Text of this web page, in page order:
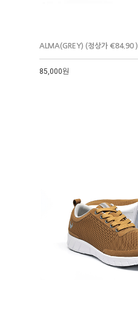
ALMA(GREY) (정상가 €84.90 )
85,000원